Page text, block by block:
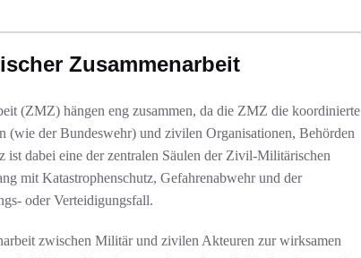
Zusammenarbeit
(ZMZ) hängen eng zusammen, da die ZMZ die koordinierte
der Bundeswehr) und zivilen Organisationen, Behörden
dabei eine der zentralen Säulen der Zivil-Militärischen
mit Katastrophenschutz, Gefahrenabwehr und der
oder Verteidigungsfall.
zwischen Militär und zivilen Akteuren zur wirksamen